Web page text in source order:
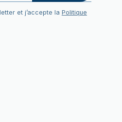
et j’accepte la Politique